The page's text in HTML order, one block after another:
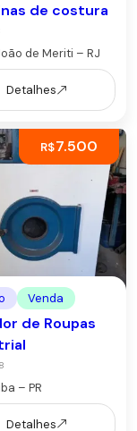
de costura
de Meriti – RJ
Detalhes
R$7.500
Venda
de Roupas
– PR
Detalhes